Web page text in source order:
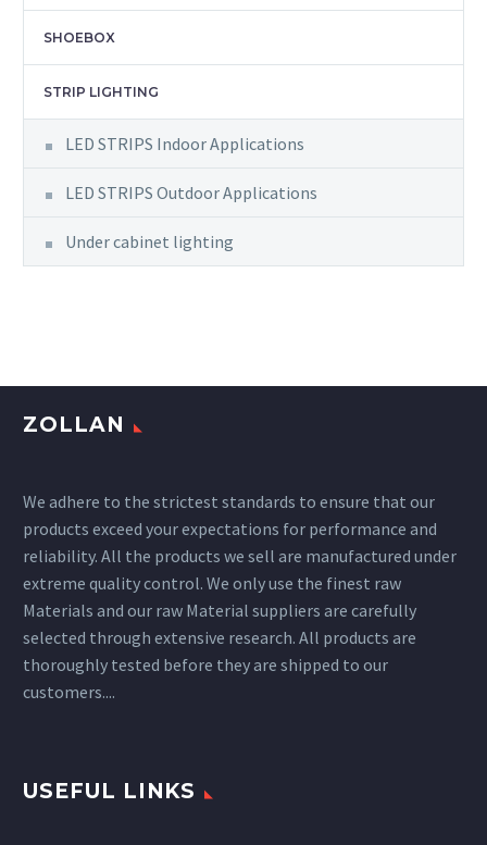
SHOEBOX
STRIP LIGHTING
LED STRIPS Indoor Applications
LED STRIPS Outdoor Applications
Under cabinet lighting
ZOLLAN
We adhere to the strictest standards to ensure that our
products exceed your expectations for performance and
reliability. All the products we sell are manufactured under
extreme quality control. We only use the finest raw
Materials and our raw Material suppliers are carefully
selected through extensive research. All products are
thoroughly tested before they are shipped to our
customers....
USEFUL LINKS